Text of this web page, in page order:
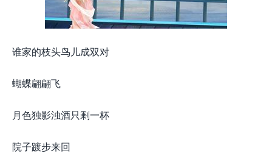
谁家的枝头鸟儿成双对
蝴蝶翩翩飞
月色独影浊酒只剩一杯
院子踱步来回